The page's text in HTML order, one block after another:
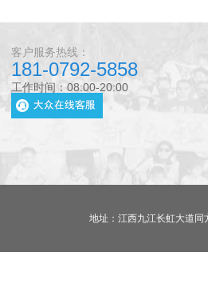
客户服务热线：
181-0792-5858
工作时间：08:00-20:00
地址：江西九江长虹大道